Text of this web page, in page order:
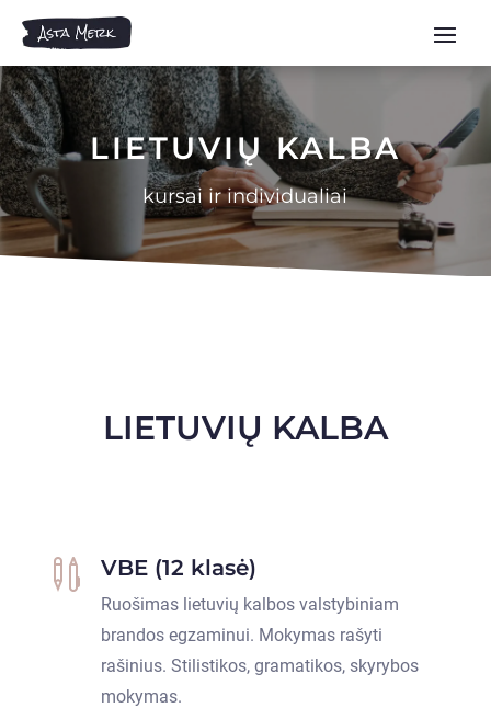
LIETUVIŲ KALBA
kursai ir individualiai
LIETUVIŲ KALBA
 VBE (12 klasė)
Ruošimas lietuvių kalbos valstybiniam
brandos egzaminui. Mokymas rašyti
rašinius. Stilistikos, gramatikos, skyrybos
mokymas.